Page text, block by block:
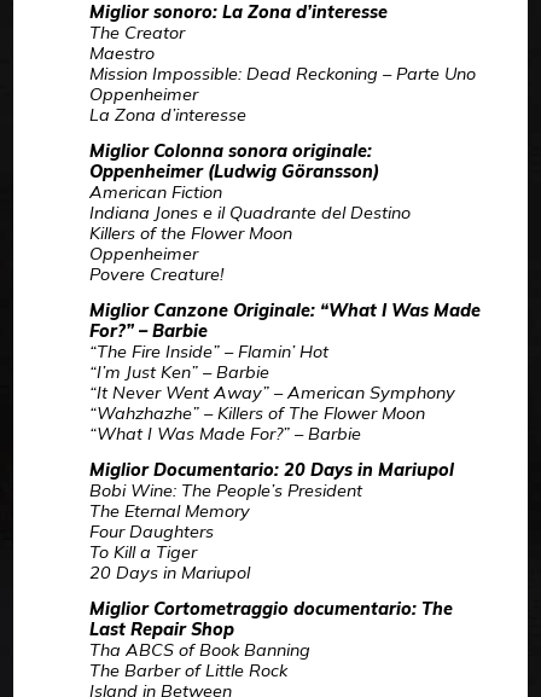
Miglior sonoro: La Zona d’interesse
The Creator
Maestro
Mission Impossible: Dead Reckoning – Parte Uno
Oppenheimer
La Zona d’interesse
Miglior Colonna sonora originale:
Oppenheimer (Ludwig Göransson)
American Fiction
Indiana Jones e il Quadrante del Destino
Killers of the Flower Moon
Oppenheimer
Povere Creature!
Miglior Canzone Originale: “What I Was Made
For?” – Barbie
“The Fire Inside” – Flamin’ Hot
“I’m Just Ken” – Barbie
“It Never Went Away” – American Symphony
“Wahzhazhe” – Killers of The Flower Moon
“What I Was Made For?” – Barbie
Miglior Documentario: 20 Days in Mariupol
Bobi Wine: The People’s President
The Eternal Memory
Four Daughters
To Kill a Tiger
20 Days in Mariupol
Miglior Cortometraggio documentario: The
Last Repair Shop
Tha ABCS of Book Banning
The Barber of Little Rock
Island in Between